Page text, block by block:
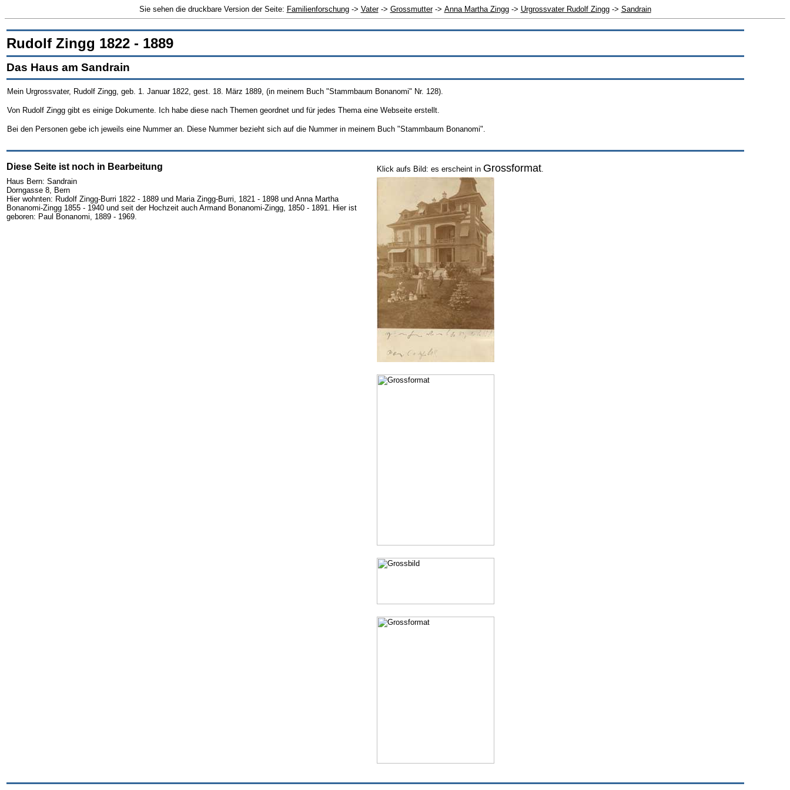
Sie sehen die druckbare Version der Seite: Familienforschung-> Vater-> Grossmutter-> Anna Martha Zingg-> Urgrossvater Rudolf Zingg-> Sandrain
Rudolf Zingg 1822 - 1889
Das Haus am Sandrain
Mein Urgrossvater, Rudolf Zingg, geb. 1. Januar 1822, gest. 18. März 1889, (in meinem Buch "Stammbaum Bonanomi" Nr. 128).
Von Rudolf Zingg gibt es einige Dokumente. Ich habe diese nach Themen geordnet und für jedes Thema eine Webseite erstellt.
Bei den Personen gebe ich jeweils eine Nummer an. Diese Nummer bezieht sich auf die Nummer in meinem Buch "Stammbaum Bonanomi".
Diese Seite ist noch in Bearbeitung Klick aufs Bild: es erscheint in Grossformat.
Haus Bern: Sandrain
Dorngasse 8, Bern
Hier wohnten: Rudolf Zingg-Burri 1822 - 1889 und Maria Zingg-Burri, 1821 - 1898 und Anna Martha
Bonanomi-Zingg 1855 - 1940 und seit der Hochzeit auch Armand Bonanomi-Zingg, 1850 - 1891. Hier ist
geboren: Paul Bonanomi, 1889 - 1969.